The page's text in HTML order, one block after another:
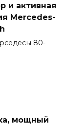
и активная
Mercedes-
80-
мощный